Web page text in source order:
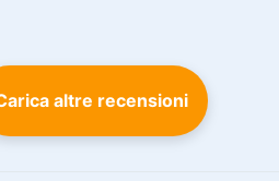
altre recensioni